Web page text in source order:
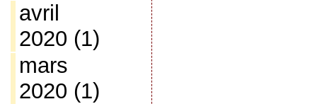
avril
2020 (1)
mars
2020 (1)